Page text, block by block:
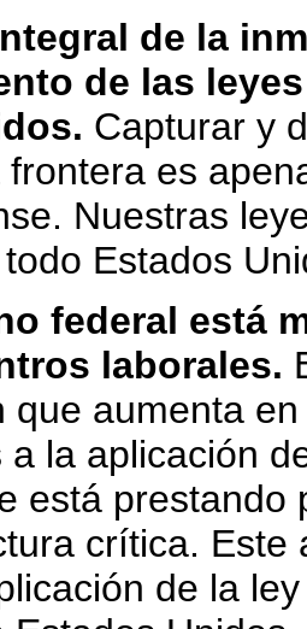
de la
de las
Capturar y
es
Nuestras
Estados
federal está
laborales.
que aumenta
a la aplicación
está prestando
crítica. Este
de la